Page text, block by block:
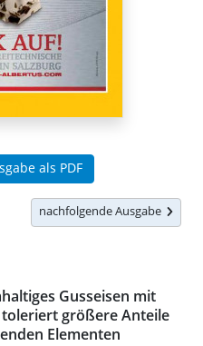
als PDF
nachfolgende Ausgabe
Gusseisen mit
größere Anteile
Elementen